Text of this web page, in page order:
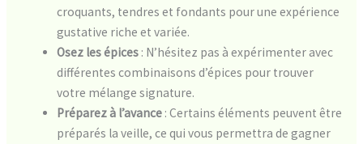
croquants, tendres et fondants pour une expérience
gustative riche et variée.
Osez les épices : N’hésitez pas à expérimenter avec
différentes combinaisons d’épices pour trouver
votre mélange signature.
Préparez à l’avance : Certains éléments peuvent être
préparés la veille, ce qui vous permettra de gagner